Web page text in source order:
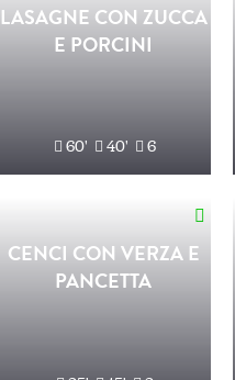
LASAGNE CON ZUCCA
E PORCINI
60' 40' 6
CENCI CON VERZA E
PANCETTA